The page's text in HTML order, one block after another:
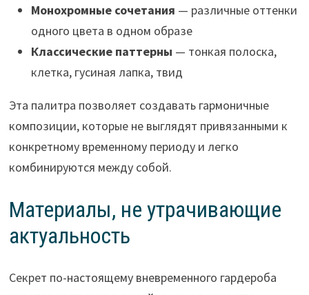
Монохромные сочетания — различные оттенки
одного цвета в одном образе
Классические паттерны — тонкая полоска,
клетка, гусиная лапка, твид
Эта палитра позволяет создавать гармоничные
композиции, которые не выглядят привязанными к
конкретному временному периоду и легко
комбинируются между собой.
Материалы, не утрачивающие
актуальность
Секрет по-настоящему вневременного гардероба